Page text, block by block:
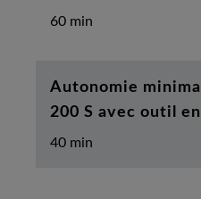
60 min
Autonomie
200 S avec outil en
40 min